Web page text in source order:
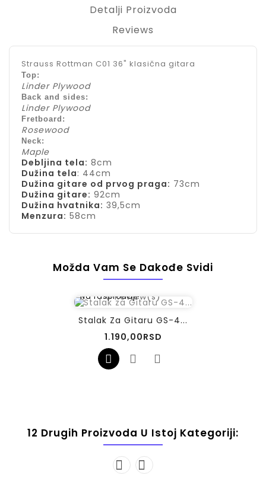
Detalji Proizvoda
Reviews
Strauss Rottman C01 36" klasična gitara
Top:
Linder Plywood
Back and sides:
Linder Plywood
Fretboard:
Rosewood
Neck:
Maple
Debljina tela: 8cm
Dužina tela: 44cm
Dužina gitare od prvog praga: 73cm
Dužina gitare: 92cm
Dužina hvatnika: 39,5cm
Menzura: 58cm
Možda Vam Se Dakođe Svidi
Na rasprodaji!
0Review(s)
Stalak Za Gitaru GS-4...
1.190,00RSD
12 Drugih Proizvoda U Istoj Kategoriji: